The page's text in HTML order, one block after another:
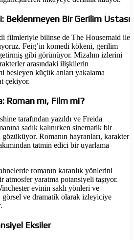
Beklenmeyen Bir Gerilim Ustası
filmleriyle bilinse de The Housemaid ile
Feig’in komedi kökeni, gerilim
gibi görünüyor. Mizahın izlerini
arasındaki ilişkilerin
besleyen küçük anları yakalama
çekiyor.
Roman mı, Film mi?
tarafından yazıldı ve Freida
sadık kalınırken sinematik bir
gözüküyor. Romanın hayranları, karakter
tatmin edici bir uyarlama
romanın karanlık yönlerini
atmosfer yaratma potansiyeli taşıyor.
evinin saklı yönleri ve
görsel ve dramatik olarak izleyiciye
Eksiler